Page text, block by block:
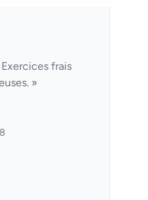
frais
»